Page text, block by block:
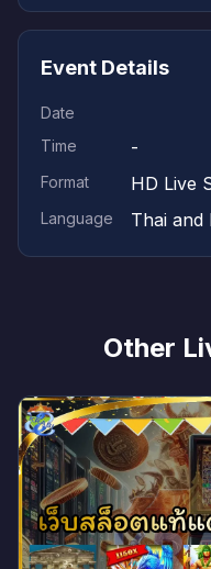
Event Details
Date
Time
-
Format HD Live
Language Thai and
Other